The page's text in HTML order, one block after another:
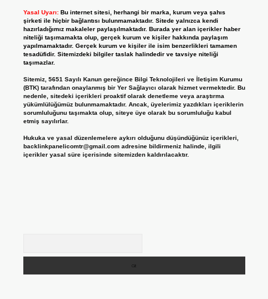
Yasal Uyarı: Bu internet sitesi, herhangi bir marka, kurum veya şahıs
şirketi ile hiçbir bağlantısı bulunmamaktadır. Sitede yalnızca kendi
hazırladığımız makaleler paylaşılmaktadır. Burada yer alan içerikler haber
niteliği taşımamakta olup, gerçek kurum ve kişiler hakkında paylaşım
yapılmamaktadır. Gerçek kurum ve kişiler ile isim benzerlikleri tamamen
tesadüfidir. Sitemizdeki bilgiler taslak halindedir ve tavsiye niteliği
taşımazlar.
Sitemiz, 5651 Sayılı Kanun gereğince Bilgi Teknolojileri ve İletişim Kurumu
(BTK) tarafından onaylanmış bir Yer Sağlayıcı olarak hizmet vermektedir. Bu
nedenle, sitedeki içerikleri proaktif olarak denetleme veya araştırma
yükümlülüğümüz bulunmamaktadır. Ancak, üyelerimiz yazdıkları içeriklerin
sorumluluğunu taşımakta olup, siteye üye olarak bu sorumluluğu kabul
etmiş sayılırlar.
Hukuka ve yasal düzenlemelere aykırı olduğunu düşündüğünüz içerikleri,
backlinkpanelicomtr@gmail.comadresine bildirmeniz halinde, ilgili
içerikler yasal süre içerisinde sitemizden kaldırılacaktır.